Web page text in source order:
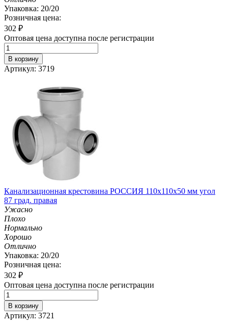
Упаковка: 20/20
Розничная цена:
302 ₽
Оптовая цена доступна после регистрации
В корзину
Артикул: 3719
Канализационная крестовина РОССИЯ 110х110х50 мм угол
87 град. правая
Ужасно
Плохо
Нормально
Хорошо
Отлично
Упаковка: 20/20
Розничная цена:
302 ₽
Оптовая цена доступна после регистрации
В корзину
Артикул: 3721